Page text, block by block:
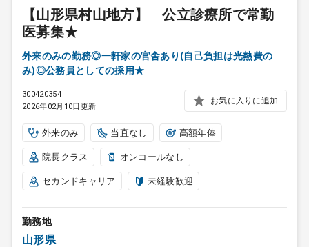
【山形県村山地方】 公立診療所で常勤
医募集★
外来のみの勤務◎一軒家の官舎あり(自己負担は光熱費の
み)◎公務員としての採用★
300420354
2026年02月10日更新
お気に入りに追加
外来のみ 当直なし 高額年俸
院長クラス オンコールなし
セカンドキャリア 未経験歓迎
勤務地
山形県